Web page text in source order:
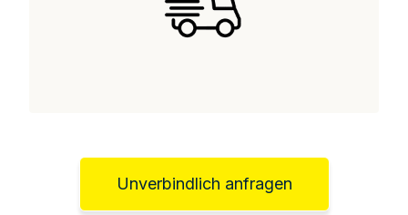
Unverbindlich anfragen